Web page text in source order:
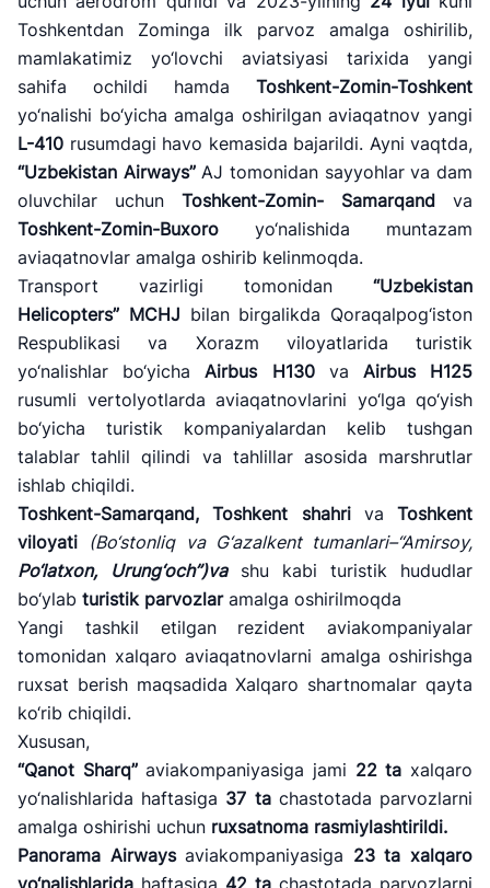
Toshkentdan Zominga ilk parvoz amalga oshirilib,
mamlakatimiz yo‘lovchi aviatsiyasi tarixida yangi
sahifa ochildi hamda Toshkent-Zomin-Toshkent
yo‘nalishi bo‘yicha amalga oshirilgan aviaqatnov yangi
L-410 rusumdagi havo kemasida bajarildi. Ayni vaqtda,
“Uzbekistan Airways”AJ tomonidan sayyohlar va dam
oluvchilar uchun Toshkent-Zomin- Samarqand va
Toshkent-Zomin-Buxoro yo‘nalishida muntazam
aviaqatnovlar amalga oshirib kelinmoqda.
Transport vazirligi tomonidan “Uzbekistan
Helicopters” MCHJ bilan birgalikda Qoraqalpog‘iston
Respublikasi va Xorazm viloyatlarida turistik
yo‘nalishlar bo‘yichaAirbus H130va Airbus H125
rusumli vertolyotlarda aviaqatnovlarini yo‘lga qo‘yish
bo‘yicha turistik kompaniyalardan kelib tushgan
talablar tahlil qilindi va tahlillar asosida marshrutlar
ishlab chiqildi.
Toshkent-Samarqand,
Toshkent shahriva Toshkent
viloyati (Bo‘stonliq va G‘azalkent tumanlari–“Amirsoy,
Po‘latxon, Urung‘och”)vashu kabi turistik hududlar
bo‘ylab turistik parvozlaramalga oshirilmoqda
Yangi tashkil etilgan rezident aviakompaniyalar
tomonidan xalqaro aviaqatnovlarni amalga oshirishga
ruxsat berish maqsadida Xalqaro shartnomalar qayta
ko‘rib chiqildi.
Xususan,
“Qanot Sharq”aviakompaniyasiga jami 22 ta xalqaro
yo‘nalishlarida haftasiga 37 tachastotada parvozlarni
amalga oshirishi uchun ruxsatnoma rasmiylashtirildi.
Panorama Airwaysaviakompaniyasiga 23 ta xalqaro
yo‘nalishlarida haftasiga 42 ta chastotada parvozlarni